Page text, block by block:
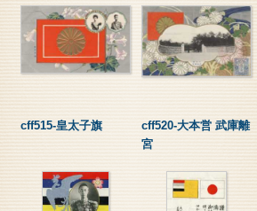
cff515-皇太子旗
cff520-大本営 武庫離
宮